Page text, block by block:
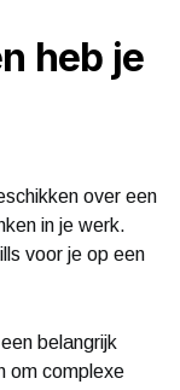
heb je
over een
in je werk.
voor je op een
belangrijk
om complexe